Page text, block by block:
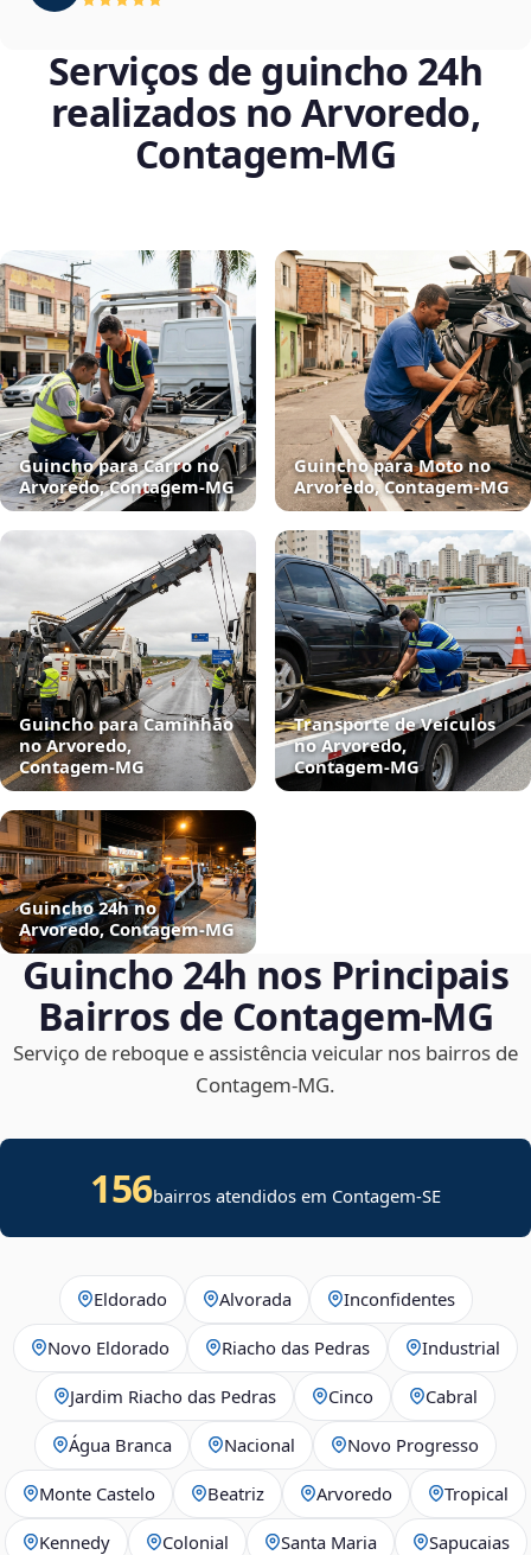
Serviços de guincho 24h
realizados no Arvoredo,
Contagem‑MG
Guincho para Carro no
Arvoredo, Contagem‑MG
Guincho para Moto no
Arvoredo, Contagem‑MG
Guincho para Caminhão
no Arvoredo,
Contagem‑MG
Transporte de Veículos
no Arvoredo,
Contagem‑MG
Guincho 24h no
Arvoredo, Contagem‑MG
Guincho 24h nos Principais
Bairros de Contagem‑MG
Serviço de reboque e assistência veicular nos bairros de
Contagem‑MG.
156bairros atendidos em Contagem-SE
Eldorado Alvorada Inconfidentes
Novo Eldorado Riacho das Pedras Industrial
Jardim Riacho das Pedras Cinco Cabral
Água Branca Nacional Novo Progresso
Monte Castelo Beatriz Arvoredo Tropical
Kennedy Colonial Santa Maria Sapucaias